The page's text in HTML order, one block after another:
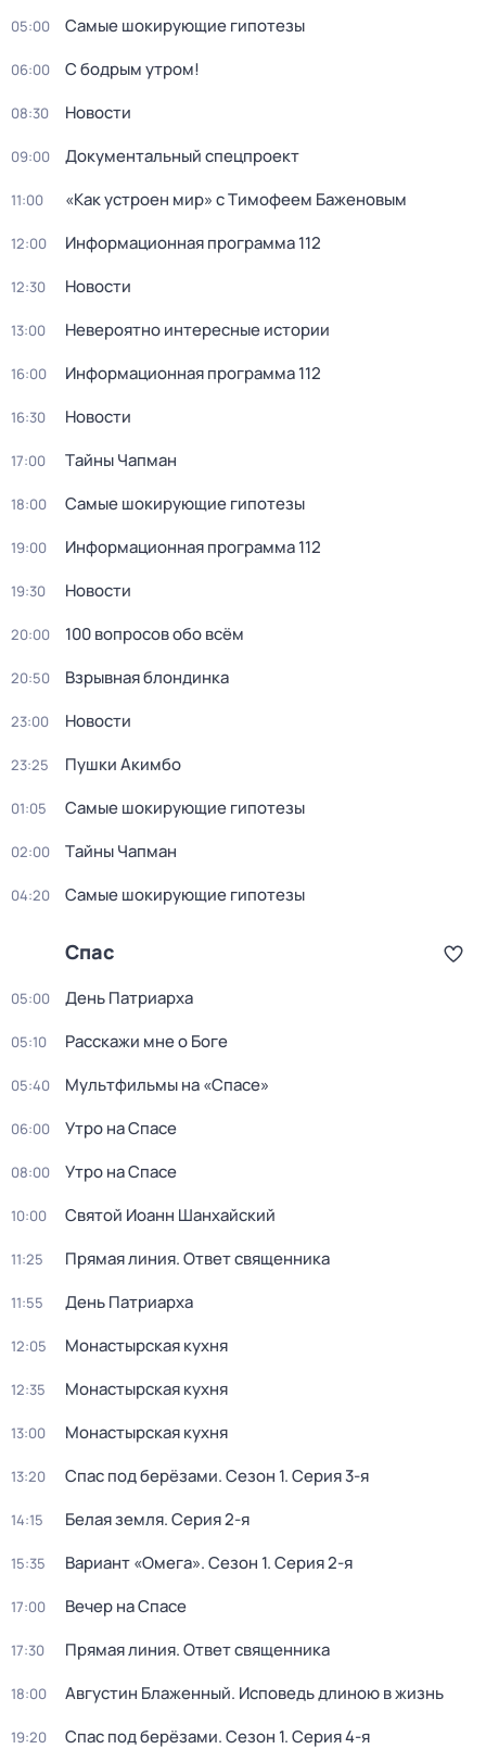
05:00 Самые шoкиpующие гипотезы
06:00 С бодрым утром!
08:30 Новости
09:00 Докyментальный cпецпроект
11:00 «Как устроен мир» с Тимофеем Баженовым
12:00 Информационная программа 112
12:30 Новости
13:00 Невероятно интересные истории
16:00 Информационная программа 112
16:30 Новости
17:00 Тaйны Чапман
18:00 Самые шoкиpующие гипотезы
19:00 Информационная программа 112
19:30 Новости
20:00 100 вопросов обо всём
20:50 Взрывная блондинка
23:00 Новости
23:25 Пушки Акимбо
01:05 Самые шoкиpующие гипотезы
02:00 Тaйны Чапман
04:20 Самые шoкиpующие гипотезы
Спас
05:00 День Патриарха
05:10 Расскажи мне о Боге
05:40 Мультфильмы на «Спасе»
06:00 Утро на Спасе
08:00 Утро на Спасе
10:00 Святой Иоанн Шанхайский
11:25 Прямая линия. Ответ священника
11:55 День Патриарха
12:05 Монастырская кухня
12:35 Монастырская кухня
13:00 Монастырская кухня
13:20 Спас под берёзами. Сезон 1. Серия 3-я
14:15 Белая земля. Серия 2-я
15:35 Вариант «Омега». Сезон 1. Серия 2-я
17:00 Вечер на Спасе
17:30 Прямая линия. Ответ священника
18:00 Августин Блаженный. Исповедь длиною в жизнь
19:20 Спас под берёзами. Сезон 1. Серия 4-я